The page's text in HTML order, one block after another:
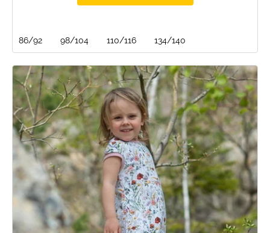
86/92 98/104 110/116 134/140